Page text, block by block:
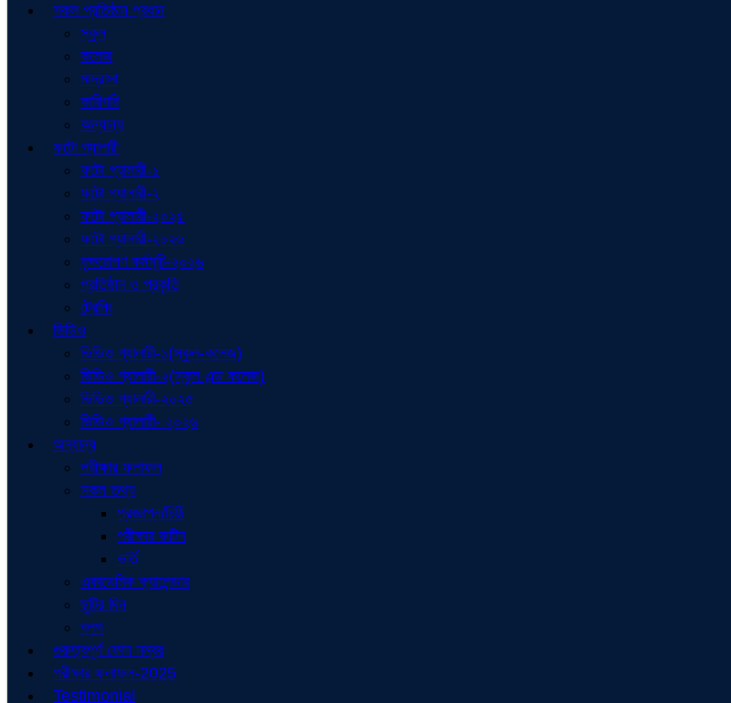
সকল প্রতিষ্ঠান প্রধান
স্কুল
কলেজ
মাদ্রাসা
কারিগরি
অন্যান্য
ফটো গ্যালারী
ফটো গ্যালারী-১
ফটো গ্যালারী-২
ফটো গ্যালারী-২০২৫
ফটো গ্যালারী-২০২৬
বৃক্ষরোপণ কর্মসূচি-২০২৬
প্রতিষ্ঠান ও প্রকৃতি
ট্রেনিং
ভিডিও
ভিডিও গ্যালারী-১(স্কুল-কলেজ)
ভিডিও গ্যালারী-২(স্কুল এন্ড কলেজ)
ভিডিও গ্যালারী-২০২৫
ভিডিও গ্যালারী- ২০২৬
অন্যান্য
পরীক্ষার ফলাফল
সকল তথ্য
প্রজ্ঞাপন/চিঠি
পরীক্ষার রুটিন
ভর্তি
একাডেমিক ক্যালেন্ডার
ছুটির দিন
ব্লগ
গুরুত্বপূর্ণ ফোন নম্বর
পরীক্ষার ফলাফল-2025
Testimonial